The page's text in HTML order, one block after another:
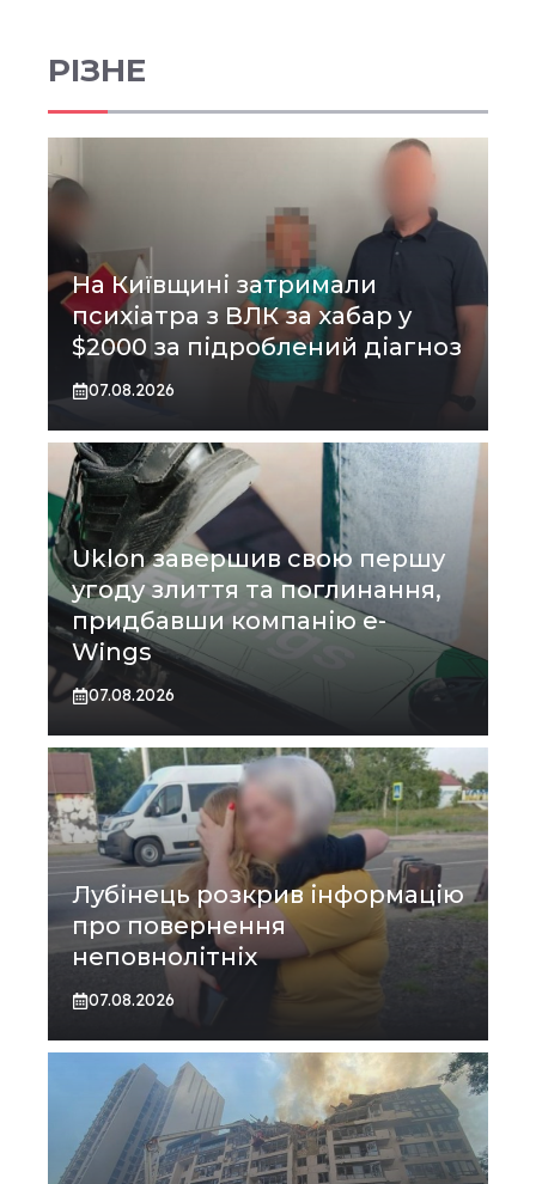
РІЗНЕ
На Київщині затримали
психіатра з ВЛК за хабар у
$2000 за підроблений діагноз
07.08.2026
Uklon завершив свою першу
угоду злиття та поглинання,
придбавши компанію e-
Wings
07.08.2026
Лубінець розкрив інформацію
про повернення
неповнолітніх
07.08.2026